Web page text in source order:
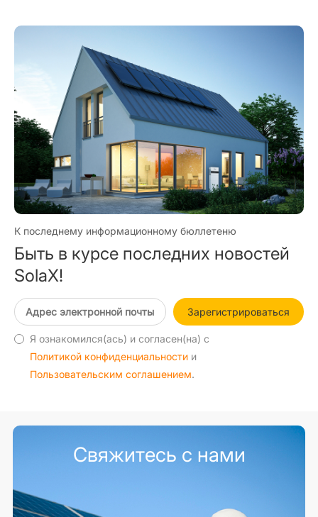
К последнему информационному бюллетеню
Быть в курсе последних новостей
SolaX!
Зарегистрироваться
Я ознакомился(ась) и согласен(на) с
Политикой конфиденциальности и
Пользовательским соглашением.
Свяжитесь с нами